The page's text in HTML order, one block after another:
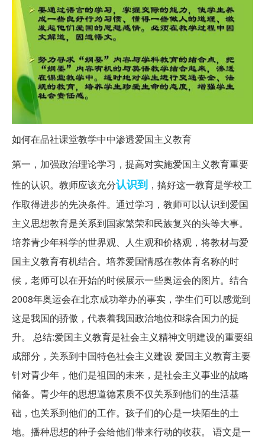
如何在品社课堂教学中中渗透爱国主义教育
第一，加强政治理论学习，提高对实施爱国主义教育重要
性的认识。教师应该充分认识到 ，搞好这一教育是学校工
作取得进步的先决条件。通过学习，教师可以认识到爱国
主义思想教育是关系到国家繁荣和民族复兴的头等大事。
培养青少年科学的世界观、人生观和价格观，将教材与爱
国主义教育有机结合。培养爱国情感在教体育名称的时
候，老师可以在开始的时候展示一些奥运会的图片。结合
2008年奥运会在北京成功举办的事实，学生们可以感觉到
这是我国的骄傲，代表着我国政治地位和综合国力的提
升。 总结:爱国主义教育是社会主义精神文明建设的重要组
成部分，关系到中国特色社会主义建设 爱国主义教育主要
针对青少年，他们是祖国的未来，是社会主义事业的战略
储备。青少年的思想道德素质不仅关系到他们的生活基
础，也关系到他们的工作。孩子们的心是一块陌生的土
地。播种思想的种子会给他们带来行动的收获。 语文是一